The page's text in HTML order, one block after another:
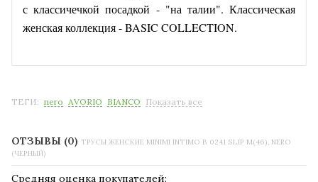
с классичечкой посадкой - "на талии". Классическая
женская коллекция - BASIC COLLECTION.
ТЕГИ: nero AVORIO BIANCO Показать все
ОТЗЫВЫ (0) ТРУСЫ ЖЕНСКИЕ MINIMI INTIMO B 0241 SLIP M(46), NERO
(ЧЕРНЫЙ)
Средняя оценка покупателей: